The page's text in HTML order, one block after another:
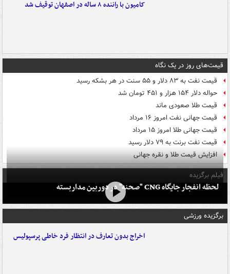
کامیون با راننده ۸ ساله در اصفهان توقیف شد
قیمت‌های روز در یک نگاه
قیمت نفت به ۸۳ دلار و ۵۵ سنت در هر بشکه رسید
حواله دلار ۱۵۴ هزار و ۴۵۱ تومان شد
قیمت طلا صعودی ماند
قیمت جهانی نفت امروز ۱۶ مرداد
قیمت جهانی طلا امروز ۱۵ مرداد
قیمت نفت برنت به ۷۹ دلار رسید
افزایش قیمت طلا و نقره جهانی
فیلم برگزیده
لحظه انفجار جایگاه CNG "صحنه" در دوربین مداربسته
برگزیده ورزشی
اخراج بدون تعارف در انتظار فرد خاطی پرسپولیس